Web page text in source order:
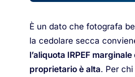
È un dato che fotografa
la cedolare secca
l’aliquota IRPEF marginale
proprietario è alta. Per